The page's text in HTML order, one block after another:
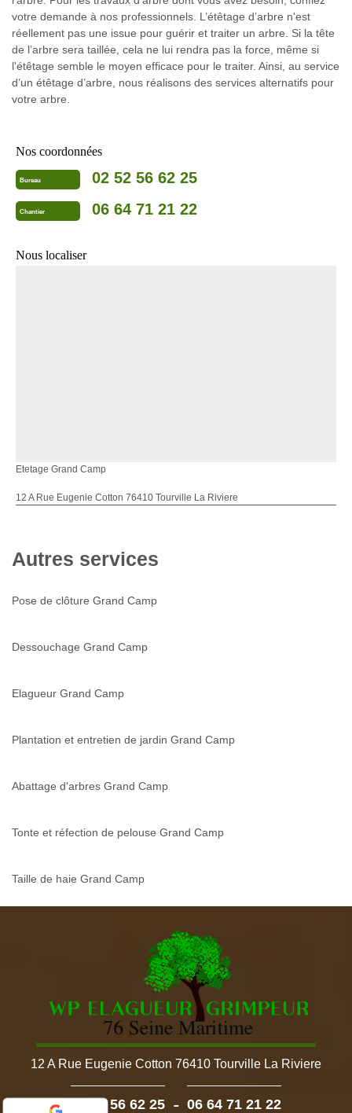
votre demande à nos professionnels. L’étêtage d’arbre n'est
réellement pas une issue pour guérir et traiter un arbre. Si la tête
de l’arbre sera taillée, cela ne lui rendra pas la force, même si
l'étêtage semble le moyen efficace pour le traiter. Ainsi, au service
d’un étêtage d’arbre, nous réalisons des services alternatifs pour
votre arbre.
Nos coordonnées
Bureau 02 52 56 62 25
Chantier 06 64 71 21 22
Nous localiser
Etetage Grand Camp
12 A Rue Eugenie Cotton 76410 Tourville La Riviere
Autres services
Pose de clôture Grand Camp
Dessouchage Grand Camp
Elagueur Grand Camp
Plantation et entretien de jardin Grand Camp
Abattage d'arbres Grand Camp
Tonte et réfection de pelouse Grand Camp
Taille de haie Grand Camp
12 A Rue Eugenie Cotton 76410 Tourville La Riviere
02 52 56 62 25 - 06 64 71 21 22